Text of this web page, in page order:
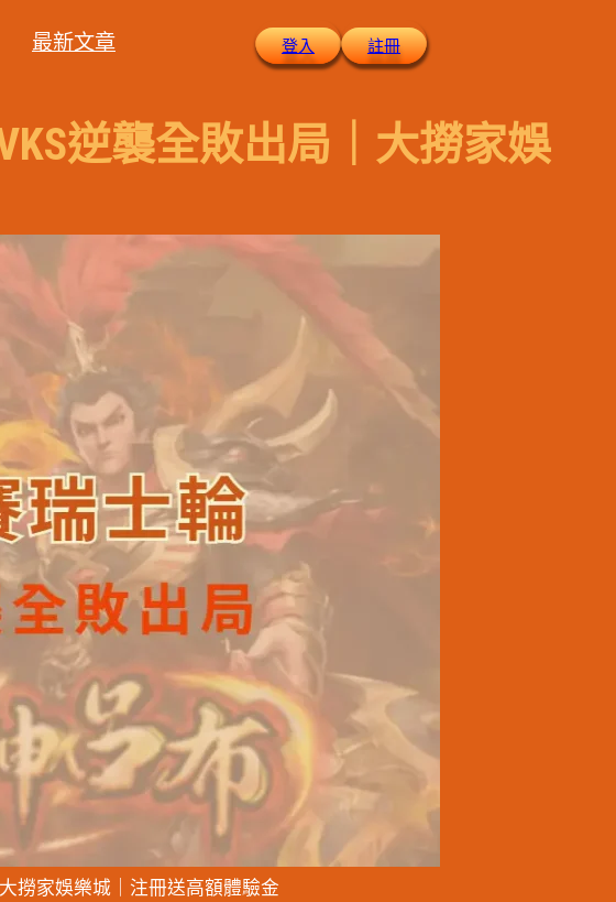
最新文章 登入 註冊
逆襲全敗出局｜大撈家娛
撈家娛樂城｜注冊送高額體驗金